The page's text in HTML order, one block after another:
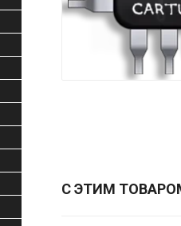
С ЭТИМ